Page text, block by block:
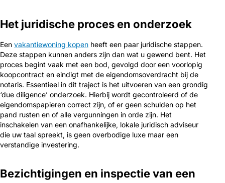
Het juridische proces en onderzoek
Een vakantiewoning kopen heeft een paar juridische stappen.
Deze stappen kunnen anders zijn dan wat u gewend bent. Het
proces begint vaak met een bod, gevolgd door een voorlopig
koopcontract en eindigt met de eigendomsoverdracht bij de
notaris. Essentieel in dit traject is het uitvoeren van een grondig
‘due diligence’ onderzoek. Hierbij wordt gecontroleerd of de
eigendomspapieren correct zijn, of er geen schulden op het
pand rusten en of alle vergunningen in orde zijn. Het
inschakelen van een onafhankelijke, lokale juridisch adviseur
die uw taal spreekt, is geen overbodige luxe maar een
verstandige investering.
Bezichtigingen en inspectie van een